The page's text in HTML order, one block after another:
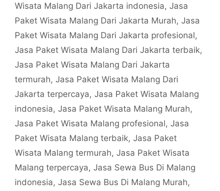
Wisata Malang Dari Jakarta indonesia, Jasa
Paket Wisata Malang Dari Jakarta Murah, Jasa
Paket Wisata Malang Dari Jakarta profesional,
Jasa Paket Wisata Malang Dari Jakarta terbaik,
Jasa Paket Wisata Malang Dari Jakarta
termurah, Jasa Paket Wisata Malang Dari
Jakarta terpercaya, Jasa Paket Wisata Malang
indonesia, Jasa Paket Wisata Malang Murah,
Jasa Paket Wisata Malang profesional, Jasa
Paket Wisata Malang terbaik, Jasa Paket
Wisata Malang termurah, Jasa Paket Wisata
Malang terpercaya, Jasa Sewa Bus Di Malang
indonesia, Jasa Sewa Bus Di Malang Murah,